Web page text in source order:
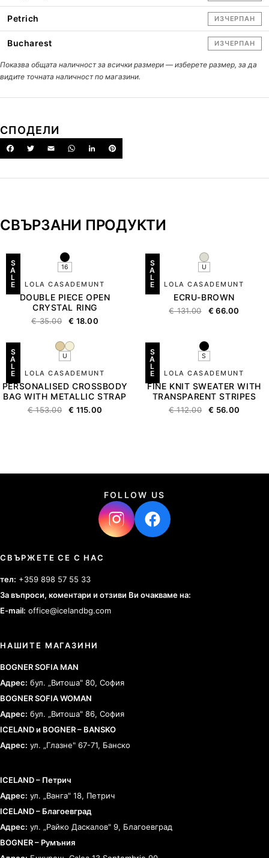
Petrich ИЗЧЕРПАН
Bucharest ИЗЧЕРПАН
Показва общата наличност за всички размери — изберете размер, за да
видите точната наличност по магазини.
СПОДЕЛИ
СВЪРЗАНИ ПРОДУКТИ
S
A
L
E
16
LOLA CASADEMUNT
DOUBLE PIECE OPEN
CRYSTAL RING
€35.00 € 18.00
S
A
L
E
U
LOLA CASADEMUNT
ECRU-BROWN
€131.00 € 66.00
S
A
L
E
U
LOLA CASADEMUNT
PERSONALISED CROSSBODY
BAG WITH METALLIC STRAP
€153.00 € 115.00
S
A
L
E
S
LOLA CASADEMUNT
FINE KNIT SWEATER WITH
TRANSPARENT STRIPES
€112.00 € 56.00
FOLLOW US
СВЪРЖЕТЕ СЕ С НАС
тел: +359 898 57 55 33
За въпроси, коментари и отзиви Ви очакваме на:
E-mail: office@icelandbg.com
НАШИТЕ МАГАЗИНИ
BOGNER SOFIA MAN
Адрес: бул. „Витоша" 80, София
BOGNER SOFIA WOMAN
Адрес: бул. „Витоша" 86, София
ICELAND и BOGNER – BANSKO
Адрес: ул. „Глазне" 67-71, Банско
ICELAND – Петрич
Адрес: ул. „Ванга" 18, Петрич
ICELAND – Благоевград
Адрес: ул. „Райко Даскалов" 9, Благоевград
BOGNER – Румъния